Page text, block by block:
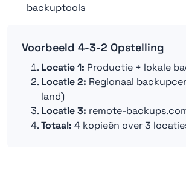
backuptools
Voorbeeld 4-3-2 Opstelling
Locatie 1: Productie + lokale
Locatie 2: Regionaal
land)
Locatie 3: remote-
Totaal: 4 kopieën over 3